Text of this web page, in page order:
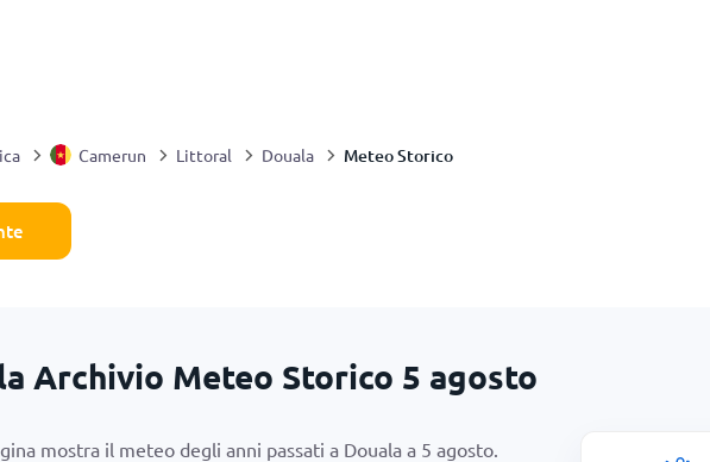
Camerun Littoral Douala Meteo Storico
Archivio Meteo Storico 5 agosto
mostra il meteo degli anni passati a Douala a 5 agosto.